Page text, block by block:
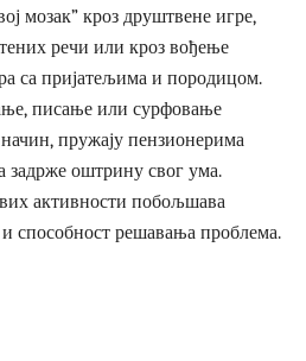
мозак” кроз друштвене игре,
речи или кроз вођење
са пријатељима и породицом.
писање или сурфовање
пружају пензионерима
задрже оштрину свог ума.
активности побољшава
способност решавања проблема.